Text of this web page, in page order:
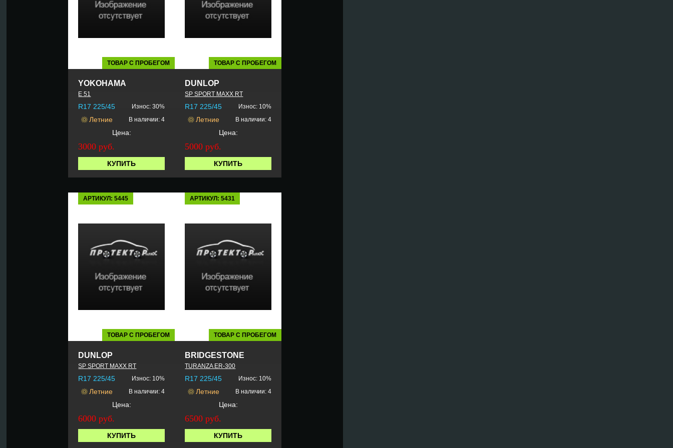
ТОВАР С ПРОБЕГОМ
YOKOHAMA
E 51
R17 225/45 Износ: 30%
Летние В наличии: 4
Цена:
3000 руб.
КУПИТЬ
ТОВАР С ПРОБЕГОМ
DUNLOP
SP SPORT MAXX RT
R17 225/45 Износ: 10%
Летние В наличии: 4
Цена:
5000 руб.
КУПИТЬ
АРТИКУЛ: 5445
ТОВАР С ПРОБЕГОМ
DUNLOP
SP SPORT MAXX RT
R17 225/45 Износ: 10%
Летние В наличии: 4
Цена:
6000 руб.
КУПИТЬ
АРТИКУЛ: 5431
ТОВАР С ПРОБЕГОМ
BRIDGESTONE
TURANZA ER-300
R17 225/45 Износ: 10%
Летние В наличии: 4
Цена:
6500 руб.
КУПИТЬ